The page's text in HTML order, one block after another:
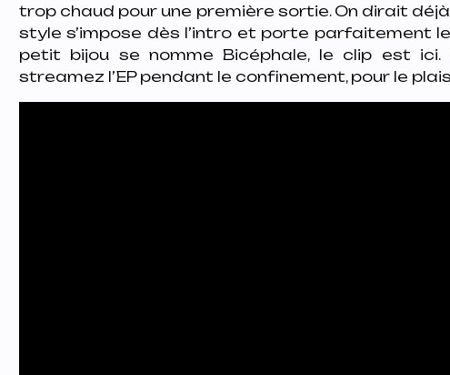
trop chaud pour une première sortie. On dirait
style s’impose dès l’intro et porte parfaitement
petit bijou se nomme Bicéphale, le clip est
streamez l’EP pendant le confinement, pour le